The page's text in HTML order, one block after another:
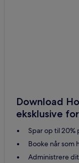
Download
eksklusive
Spar op til 20%
Booke når som
Administrere